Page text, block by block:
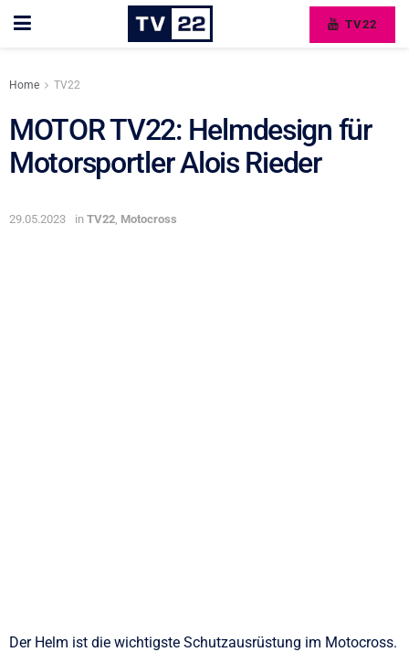
TV22
Home TV22
MOTOR TV22: Helmdesign für
Motorsportler Alois Rieder
29.05.2023 in TV22 Motocross
Der Helm ist die wichtigste Schutzausrüstung im Motocross.